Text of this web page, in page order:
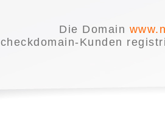
Die Domain
checkdomain-Kunden